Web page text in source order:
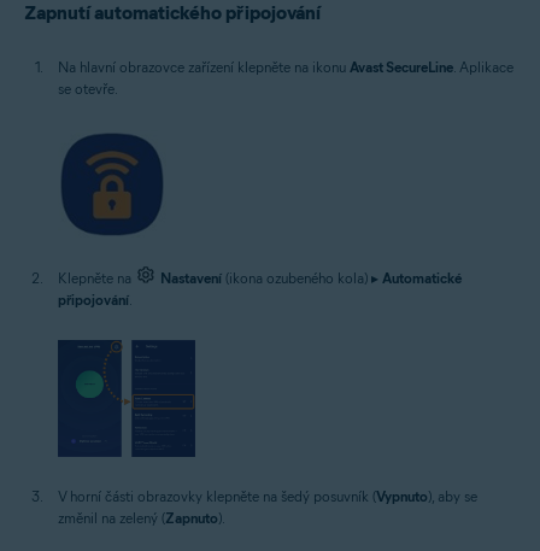
Zapnutí automatického připojování
Na hlavní obrazovce zařízení klepněte na ikonu Avast SecureLine. Aplikace
se otevře.
Klepněte na Nastavení (ikona ozubeného kola) ▸ Automatické
připojování.
V horní části obrazovky klepněte na šedý posuvník (Vypnuto), aby se
změnil na zelený (Zapnuto).